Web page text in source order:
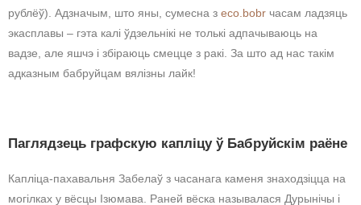
рублёў). Адзначым, што яны, сумесна з eco.bobr часам ладзяць
экасплавы – гэта калі ўдзельнікі не толькі адпачываюць на
вадзе, але яшчэ і збіраюць смецце з ракі. За што ад нас такім
адказным бабруйцам вялізны лайк!
Паглядзець графскую капліцу ў Бабруйскім раёне
Капліца-пахавальня Забелаў з часанага каменя знаходзіцца на
могілках у вёсцы Ізюмава. Раней вёска называлася Дурынічы і